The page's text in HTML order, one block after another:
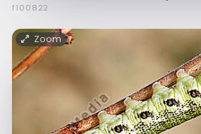
f100822
Zoom